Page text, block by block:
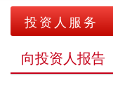
投资人服务
向投资人报告
财务资讯
向投资人报告